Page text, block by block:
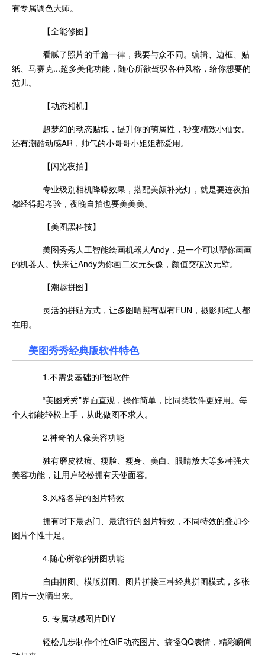
有专属调色大师。
【全能修图】
看腻了照片的千篇一律，我要与众不同。编辑、边框、贴
纸、马赛克...超多美化功能，随心所欲驾驭各种风格，给你想要的
范儿。
【动态相机】
超梦幻的动态贴纸，提升你的萌属性，秒变精致小仙女。
还有潮酷动感AR，帅气的小哥哥小姐姐都爱用。
【闪光夜拍】
专业级别相机降噪效果，搭配美颜补光灯，就是要连夜拍
都经得起考验，夜晚自拍也要美美美。
【美图黑科技】
美图秀秀人工智能绘画机器人Andy，是一个可以帮你画画
的机器人。快来让Andy为你画二次元头像，颜值突破次元壁。
【潮趣拼图】
灵活的拼贴方式，让多图晒照有型有FUN，摄影师红人都
在用。
美图秀秀经典版软件特色
1.不需要基础的P图软件
“美图秀秀”界面直观，操作简单，比同类软件更好用。每
个人都能轻松上手，从此做图不求人。
2.神奇的人像美容功能
独有磨皮祛痘、瘦脸、瘦身、美白、眼睛放大等多种强大
美容功能，让用户轻松拥有天使面容。
3.风格各异的图片特效
拥有时下最热门、最流行的图片特效，不同特效的叠加令
图片个性十足。
4.随心所欲的拼图功能
自由拼图、模版拼图、图片拼接三种经典拼图模式，多张
图片一次晒出来。
5. 专属动感图片DIY
轻松几步制作个性GIF动态图片、搞怪QQ表情，精彩瞬间